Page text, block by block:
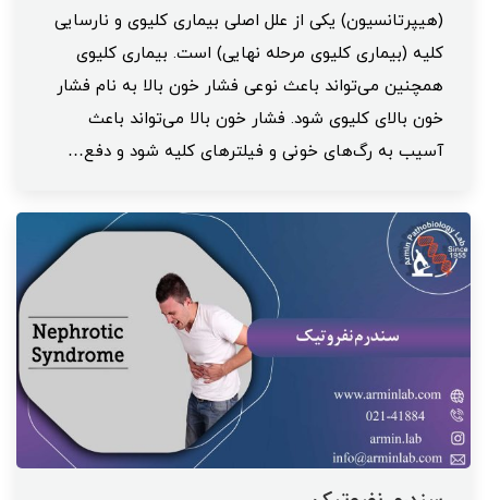
(هیپرتانسیون) یکی از علل اصلی بیماری کلیوی و نارسایی
کلیه (بیماری کلیوی مرحله نهایی) است. بیماری کلیوی
همچنین می‌تواند باعث نوعی فشار خون بالا به نام فشار
خون بالای کلیوی شود. فشار خون بالا می‌تواند باعث
آسیب به رگ‌های خونی و فیلترهای کلیه شود و دفع…